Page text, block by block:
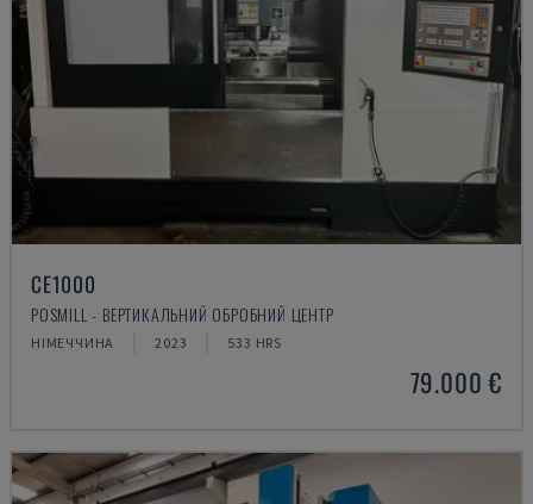
CE1000
POSMILL - ВЕРТИКАЛЬНИЙ ОБРОБНИЙ ЦЕНТР
НІМЕЧЧИНА 2023 533 HRS
79.000 €